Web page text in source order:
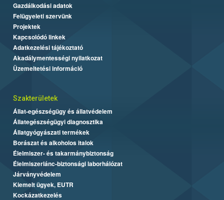
Gazdálkodási adatok
Felügyeleti szervünk
Projektek
Kapcsolódó linkek
Adatkezelési tájékoztató
Akadálymentességi nyilatkozat
Üzemeltetési információ
Szakterületek
Állat-egészségügy és állatvédelem
Állategészségügyi diagnosztika
Állatgyógyászati termékek
Borászat és alkoholos italok
Élelmiszer- és takarmánybiztonság
Élelmiszerlánc-biztonsági laborhálózat
Járványvédelem
Kiemelt ügyek, EUTR
Kockázatkezelés